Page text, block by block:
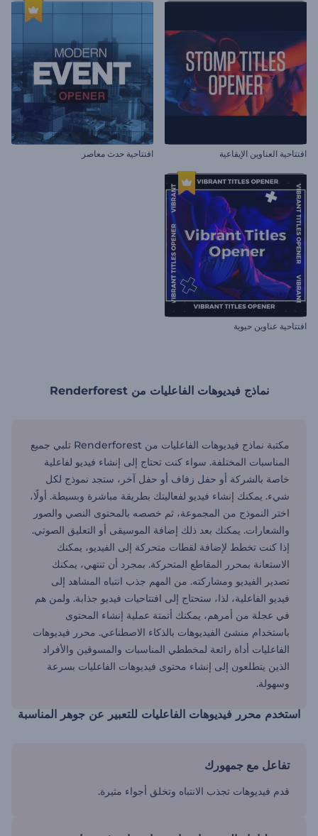
افتتاحية العناوين الإيقاعية افتتاحية حدث معاصر
افتتاحية عناوين حيوية
نماذج فيديوهات الفاعليات من Renderforest
مكتبة نماذج فيديوهات الفاعليات من Renderforest تلبي جميع
المناسبات المختلفة. سواء كنت تحتاج إلى إنشاء فيديو لفاعلية
خاصة بالشركة أو حفل زفاف أو حفل آخر، ستجد نموذج لكل
شيء. يمكنك إنشاء فيديو لفعاليتك بطريقة مباشرة وبسيطة. أولًا،
اختر النموذج من المجموعة، ثم خصصه بالمحتوى النصي والصور
والشعارات. يمكنك بعد ذلك إضافة الموسيقى أو التعليق الصوتي.
إذا كنت تخطط لإضافة لقطات متحركة إلى الفيديو، يمكنك
الاستعانة بمحرر المقاطع المتحركة. بمجرد أن تنتهي، يمكنك
تصدير الفيديو ومشاركته. من المهم جذب انتباه المشاهد إلى
فيديو الفاعلية، لذا، ستحتاج إلى افتتاحيات فيديو جذابة. ولمن هم
في عجلة من أمرهم، يمكنك أتمتة عملية إنشاء المحتوى
باستخدام منشئ الفيديوهات بالذكاء الاصطناعي. محرر فيديوهات
الفاعليات أداة رائعة لمخططي المناسبات والمسوقين والأفراد
الذين يتطلعون إلى إنشاء محتوى فيديوهات الفاعليات بسرعة
وسهولة.
استخدم محرر فيديوهات الفاعليات للتعبير عن جوهر المناسبة
تفاعل مع جمهورك
قدم فيديوهات تجذب الانتباه وتخلق أجواء مثيرة.